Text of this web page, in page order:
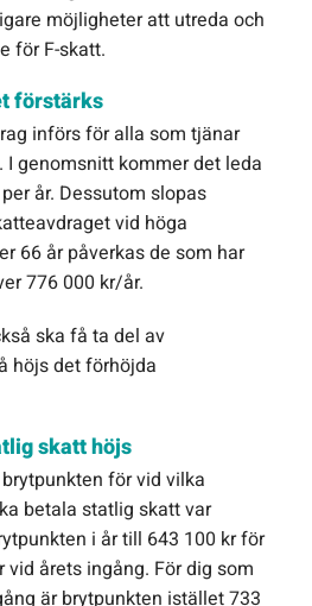
möjligheter att utreda och
för F-skatt.
förstärks
införs för alla som tjänar
genomsnitt kommer det leda
år. Dessutom slopas
vid höga
66 år påverkas de som har
776 000 kr/år.
ska få ta del av
höjs det förhöjda
skatt höjs
för vid vilka
betala statlig skatt var
i år till 643 100 kr för
årets ingång. För dig som
är brytpunkten istället 733